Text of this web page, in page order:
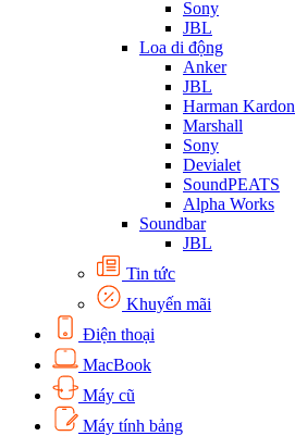
Sony
JBL
Loa di động
Anker
JBL
Harman Kardon
Marshall
Sony
Devialet
SoundPEATS
Alpha Works
Soundbar
JBL
Tin tức
Khuyến mãi
Điện thoại
MacBook
Máy cũ
Máy tính bảng